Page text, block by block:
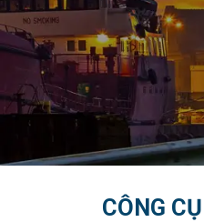
CÔNG